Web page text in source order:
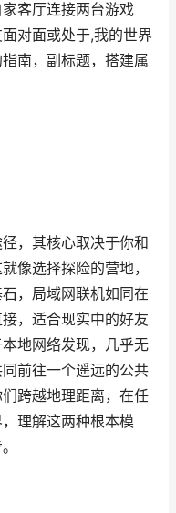
客厅连接两台游戏
对面或处于,我的世界
南，副标题，搭建属
，其核心取决于你和
像选择探险的营地，
，局域网联机如同在
，适合现实中的好友
地网络发现，几乎无
前往一个遥远的公共
跨越地理距离，在任
理解这两种根本模